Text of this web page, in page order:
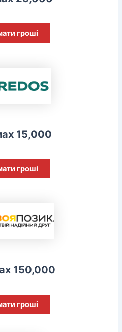
гроші
15,000
гроші
150,000
гроші